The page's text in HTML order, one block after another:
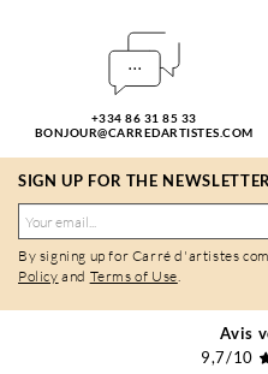
+334 86 31 85 33
BONJOUR@CARREDARTISTES.COM
SIGN UP FOR THE
By signing up for Carré d'artistes
Policy and Terms of Use.
Avis
9,7/10